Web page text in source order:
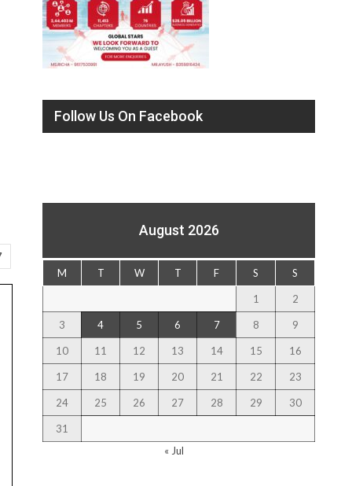
Follow Us On Facebook
August 2026
M T W T F S S
1 2
3 4 5 6 7 8 9
10 11 12 13 14 15 16
17 18 19 20 21 22 23
24 25 26 27 28 29 30
31
« Jul